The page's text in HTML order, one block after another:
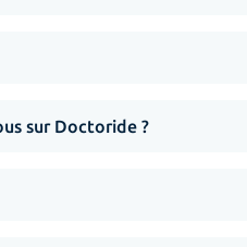
sur Doctoride ?